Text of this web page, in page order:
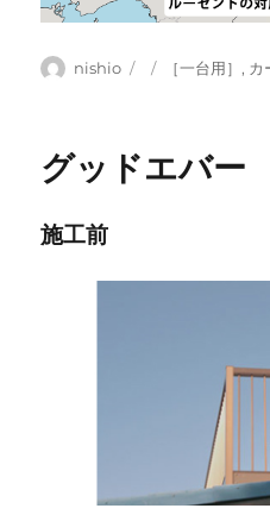
投
nishio
投
カ
ー
［一台用］ , カ
グッドエバー
施工前